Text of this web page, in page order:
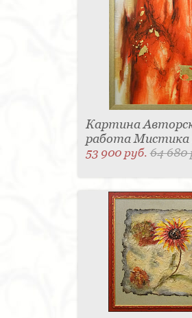
Картина
работа Мистика
53 900 руб.64 680